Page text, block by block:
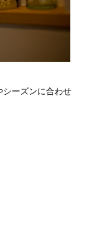
シーズンに合わせ